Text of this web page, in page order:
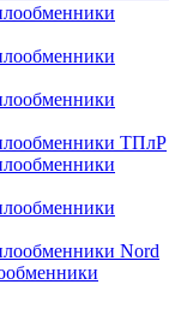
ТПлР
Nord